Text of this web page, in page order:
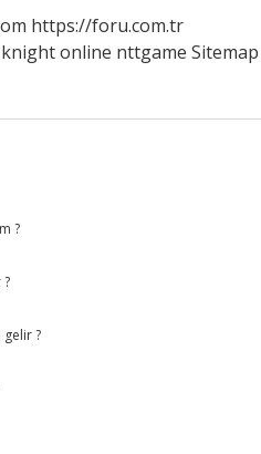
https://foru.com.tr
knight online nttgame Sitemap
?
?